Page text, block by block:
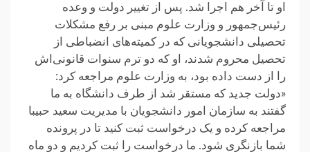
او تا آخر هم اجرا شد. پس از تغییر دولت و وعده
رئیس‌جمهور و وزارت علوم مبنی بر رفع مشکلات
تحصیلی دانشجویانی که در کمیته‌های انضباطی از
تحصیل محروم شدند، او که دو ترم سنوات قانونی‌اش
را از دست داده بود، به وزارت علوم مراجعه کرد:
«دولت جدید که مستقر شد از طرف دانشگاه به ما
گفتند به سازمان امور دانشجویان با مدیریت سعید حبیبا
مراجعه کرده و یک درخواست ثبت کنید تا در پرونده
شما بازنگری شود. ما درخواست را ثبت کردیم و دو ماه